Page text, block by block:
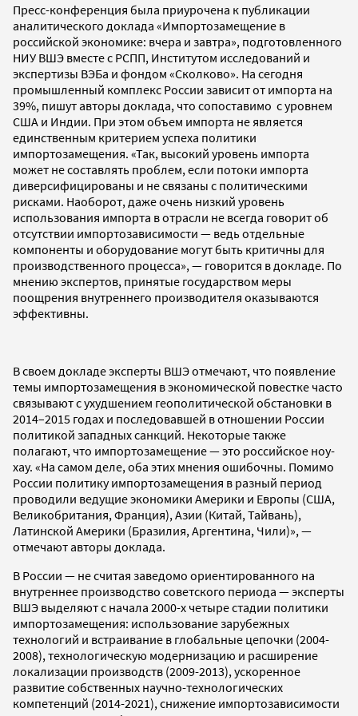
Пресс-конференция была приурочена к публикации
аналитического доклада «Импортозамещение в
российской экономике: вчера и завтра», подготовленного
НИУ ВШЭ вместе с РСПП, Институтом исследований и
экспертизы ВЭБа и фондом «Сколково». На сегодня
промышленный комплекс России зависит от импорта на
39%, пишут авторы доклада, что сопоставимо с уровнем
США и Индии. При этом объем импорта не является
единственным критерием успеха политики
импортозамещения. «Так, высокий уровень импорта
может не составлять проблем, если потоки импорта
диверсифицированы и не связаны с политическими
рисками. Наоборот, даже очень низкий уровень
использования импорта в отрасли не всегда говорит об
отсутствии импортозависимости — ведь отдельные
компоненты и оборудование могут быть критичны для
производственного процесса», — говорится в докладе. По
мнению экспертов, принятые государством меры
поощрения внутреннего производителя оказываются
эффективны.
В своем докладе эксперты ВШЭ отмечают, что появление
темы импортозамещения в экономической повестке часто
связывают с ухудшением геополитической обстановки в
2014–2015 годах и последовавшей в отношении России
политикой западных санкций. Некоторые также
полагают, что импортозамещение — это российское ноу-
хау. «На самом деле, оба этих мнения ошибочны. Помимо
России политику импортозамещения в разный период
проводили ведущие экономики Америки и Европы (США,
Великобритания, Франция), Азии (Китай, Тайвань),
Латинской Америки (Бразилия, Аргентина, Чили)», —
отмечают авторы доклада.
В России — не считая заведомо ориентированного на
внутреннее производство советского периода — эксперты
ВШЭ выделяют с начала 2000-х четыре стадии политики
импортозамещения: использование зарубежных
технологий и встраивание в глобальные цепочки (2004-
2008), технологическую модернизацию и расширение
локализации производств (2009-2013), ускоренное
развитие собственных научно-технологических
компетенций (2014-2021), снижение импортозависимости